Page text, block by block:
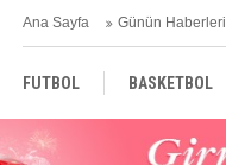
Ana Sayfa Günün Haberleri
FUTBOL BASKETBOL
TÜRKİYE AVRUPA